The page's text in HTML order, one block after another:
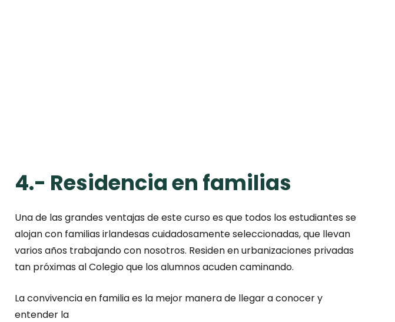
4.- Residencia en familias
Una de las grandes ventajas de este curso es que todos los estudiantes se
alojan con familias irlandesas cuidadosamente seleccionadas, que llevan
varios años trabajando con nosotros. Residen en urbanizaciones privadas
tan próximas al Colegio que los alumnos acuden caminando.
La convivencia en familia es la mejor manera de llegar a conocer y
entender la